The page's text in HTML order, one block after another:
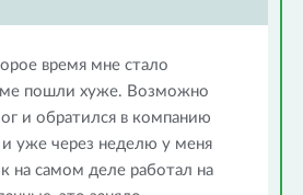
время мне стало
пошли хуже. Возможно
и обратился в компанию
уже через неделю у меня
на самом деле работал на